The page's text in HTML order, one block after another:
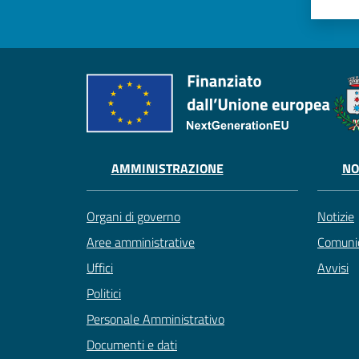
AMMINISTRAZIONE
Organi di governo
Aree amministrative
Uffici
Politici
Personale Amministrativo
Documenti e dati
Notizie
Avvisi